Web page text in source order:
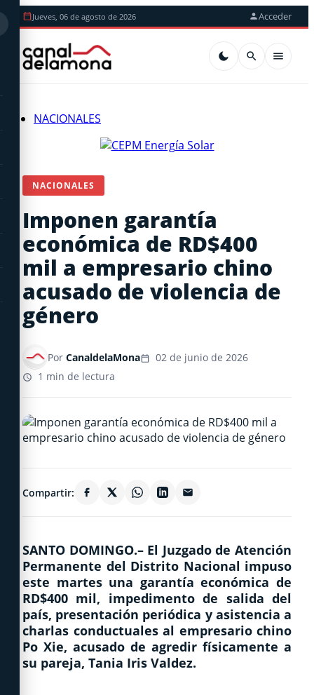
Jueves, 06 de agosto de 2026 Acceder
NACIONALES
NACIONALES
Imponen garantía
económica de RD$400
mil a empresario chino
acusado de violencia de
género
Por CanaldelaMona
02 de junio de 2026
1 min de lectura
Compartir:
SANTO DOMINGO.– El Juzgado de Atención
Permanente del Distrito Nacional impuso
este martes una garantía económica de
RD$400 mil, impedimento de salida del
país, presentación periódica y asistencia a
charlas conductuales al empresario chino
Po Xie, acusado de agredir físicamente a
su pareja, Tania Iris Valdez.